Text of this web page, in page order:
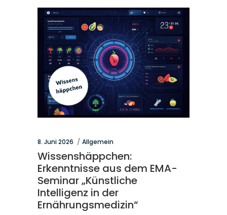
8. Juni 2026 Allgemein
Wissenshäppchen:
Erkenntnisse aus dem EMA-
Seminar „Künstliche
Intelligenz in der
Ernährungsmedizin“